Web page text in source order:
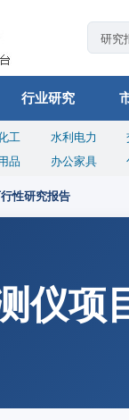
行业研究
工 水利电力
品 办公家具
性研究报告
仪项